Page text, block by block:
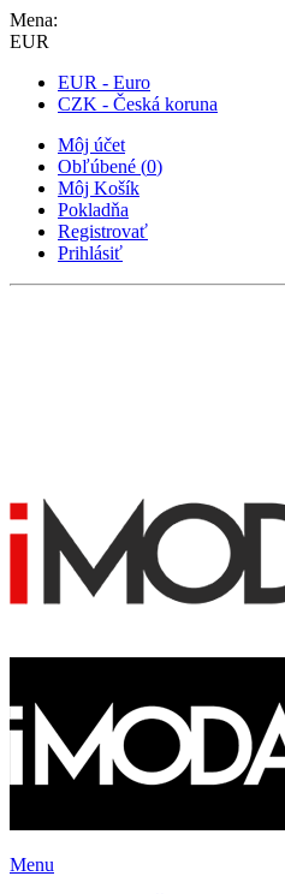
Mena:
EUR
EUR - Euro
CZK - Česká koruna
Môj účet
Obľúbené (0)
Môj Košík
Pokladňa
Registrovať
Prihlásiť
Menu